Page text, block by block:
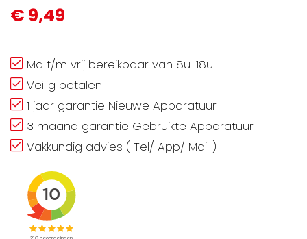
€ 9,49
Ma t/m vrij bereikbaar van 8u-18u
Veilig betalen
1 jaar garantie Nieuwe Apparatuur
3 maand garantie Gebruikte Apparatuur
Vakkundig advies ( Tel/ App/ Mail )